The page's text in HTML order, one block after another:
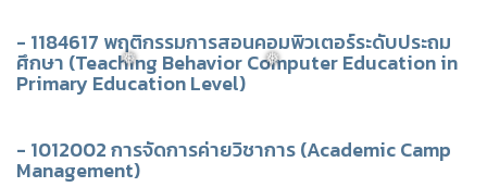
- 1184617 พฤติกรรมการสอนคอมพิวเตอร์ระดับประถม
ศึกษา (Teaching Behavior Computer Education in
Primary Education Level)
- 1012002 การจัดการค่ายวิชาการ (Academic Camp
Management)